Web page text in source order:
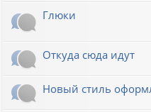
Глюки
Откуда сюда идут
Новый стиль